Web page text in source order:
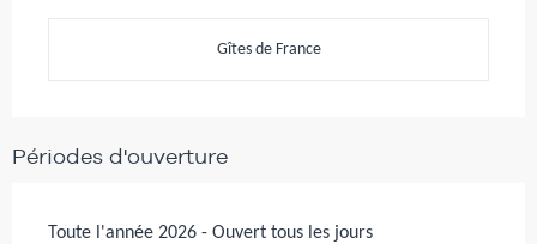
Gîtes de France
Périodes d'ouverture
Toute l'année 2026 - Ouvert tous les jours